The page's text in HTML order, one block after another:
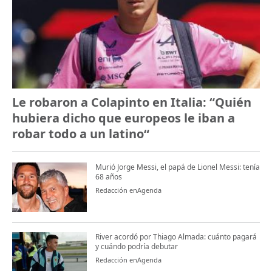
Le robaron a Colapinto en Italia: “Quién
hubiera dicho que europeos le iban a
robar todo a un latino“
Murió Jorge Messi, el papá de Lionel Messi: tenía
68 años
Redacción enAgenda
River acordó por Thiago Almada: cuánto pagará
y cuándo podría debutar
Redacción enAgenda